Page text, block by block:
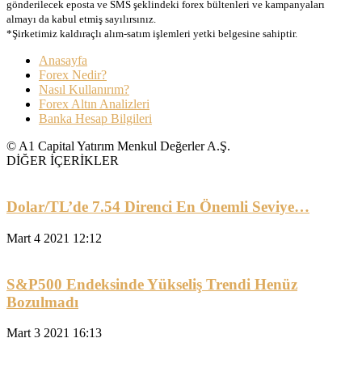
gönderilecek eposta ve SMS şeklindeki forex bültenleri ve kampanyaları
almayı da kabul etmiş sayılırsınız.
*Şirketimiz kaldıraçlı alım-satım işlemleri yetki belgesine sahiptir.
Anasayfa
Forex Nedir?
Nasıl Kullanırım?
Forex Altın Analizleri
Banka Hesap Bilgileri
© A1 Capital Yatırım Menkul Değerler A.Ş.
DİĞER İÇERİKLER
Dolar/TL’de 7.54 Direnci En Önemli Seviye…
Mart 4 2021 12:12
S&P500 Endeksinde Yükseliş Trendi Henüz
Bozulmadı
Mart 3 2021 16:13